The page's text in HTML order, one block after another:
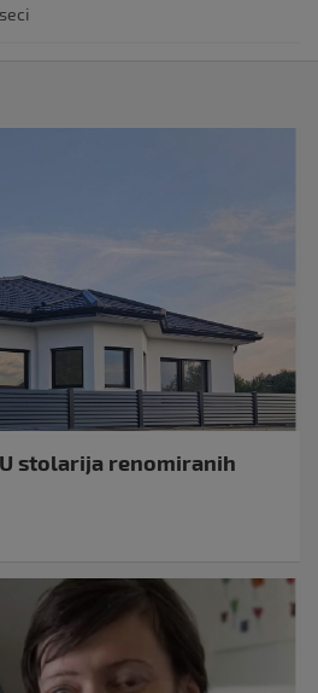
stolarija renomiranih